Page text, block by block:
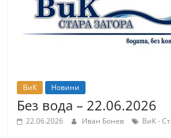
ВиК Новини
Без вода – 22.06.2026
22.06.2026 Иван Бонев ВиК -